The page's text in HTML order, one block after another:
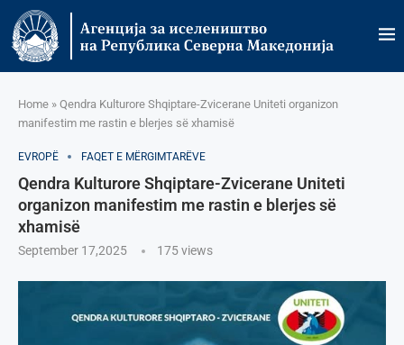
Home » Qendra Kulturore Shqiptare-Zvicerane Uniteti organizon
manifestim me rastin e blerjes së xhamisë
EVROPË FAQET E MËRGIMTARËVE
Qendra Kulturore Shqiptare-Zvicerane Uniteti
organizon manifestim me rastin e blerjes së
xhamisë
September 17,2025 175views